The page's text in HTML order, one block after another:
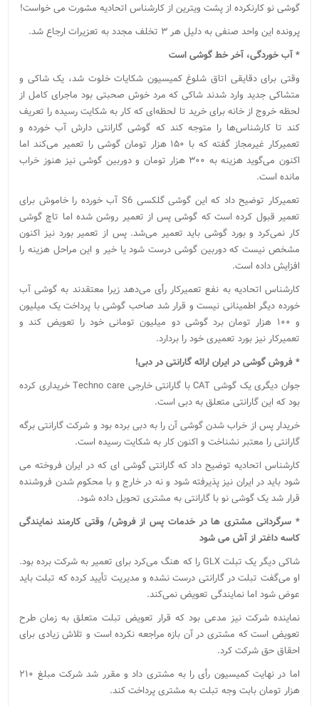
گوشی نو کارنکرده از پشت ویترین از کارشناس اتحادیه مشورت می خواست!
پرونده این واحد صنفی به دلیل هر ۳ تخلف مجدد به تعزیرات ارجاع شد.
* آب خوردگی، آخر خط گوشی است
وقتی برای دقایقی اتاق شلوغ کمیسیون شکایات خلوت شد، یک شاکی و
متشاکی جدید وارد شدند شاکی که مرد خوش صحبتی بود ماجرای کامل از
لحظه خروج از خانه برای خرید تا لحظه‌ای که کار به شکایت رسیده را تعریف
کند تا کارشناس‌ها را متوجه کند که گوشی گارانتی دارش آب خورده و
تعمیرکار غیرمجاز گفته که با ۱۵۰ هزار تومان گوشی را تعمیر می‌کند اما
اکنون می‌گوید هزینه به ۳۰۰ هزار تومان و دوربین گوشی نیز هنوز خراب
مانده است.
تعمیرکار توضیح داد که این گوشی گلکسی S6 آب خورده را خاموش برای
تعمیر قبول کرده است که گوشی پس از تعمیر روشن شده اما تاچ گوشی
کار نمی‌کرد و بورد گوشی باید تعمیر می‌شد. پس از تعمیر بورد نیز اکنون
مشخص نیست که دوربین گوشی درست شود یا خیر و این مراحل هزینه را
افزایش داده است.
کارشناس اتحادیه به نفع تعمیرکار رأی می‌دهد زیرا معتقدند به گوشی آب
خورده دیگر اطمینانی نیست و قرار شد صاحب گوشی با پرداخت یک میلیون
و ۱۰۰ هزار تومان برد گوشی دو میلیون تومانی خود را تعویض کند و
تعمیرکار نیز بورد تعمیری خود را بردارد.
* فروش گوشی در ایران ارائه گارانتی در دبی!
جوان دیگری یک گوشی CAT با گارانتی خارجی Techno care خریداری کرده
بود که این گارانتی متعلق به دبی است.
خریدار پس از خراب شدن گوشی آن را به دبی برده بود و شرکت گارانتی برگه
گارانتی را معتبر نشناخت و اکنون کار به شکایت رسیده است.
کارشناس اتحادیه توضیح داد که گارانتی گوشی ای که در ایران فروخته می
شود باید در ایران نیز پذیرفته شود و نه در خارج و با محکوم شدن فروشنده
قرار شد یک گوشی نو با گارانتی به مشتری تحویل داده شود.
* سرگردانی مشتری ها در خدمات پس از فروش/ وقتی کارمند نمایندگی
کاسه داغتر از آش می شود
شاکی دیگر یک تبلت GLX را که هنگ می‌کرد برای تعمیر به شرکت برده بود.
او می‌گفت تبلت در گارانتی درست نشده و مدیریت تأیید کرده که تبلت باید
عوض شود اما نمایندگی تعویض نمی‌کند.
نماینده شرکت نیز مدعی بود که قرار تعویض تبلت متعلق به زمان طرح
تعویض است که مشتری در آن بازه مراجعه نکرده است و تلاش زیادی برای
احقاق حق شرکت کرد.
اما در نهایت کمیسیون رأی را به مشتری داد و مقرر شد شرکت مبلغ ۲۱۰
هزار تومان بابت وجه تبلت به مشتری پرداخت کند.